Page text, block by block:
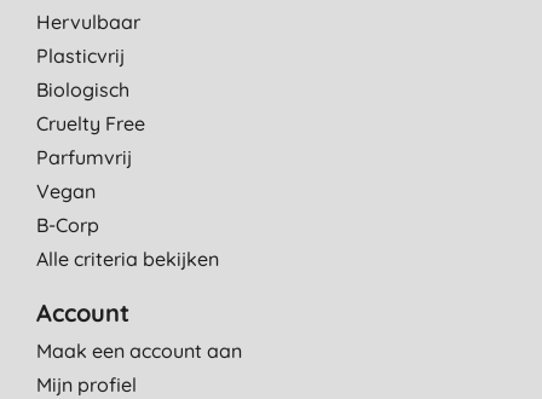
Hervulbaar
Plasticvrij
Biologisch
Cruelty Free
Parfumvrij
Vegan
B-Corp
Alle criteria bekijken
Account
Maak een account aan
Mijn profiel